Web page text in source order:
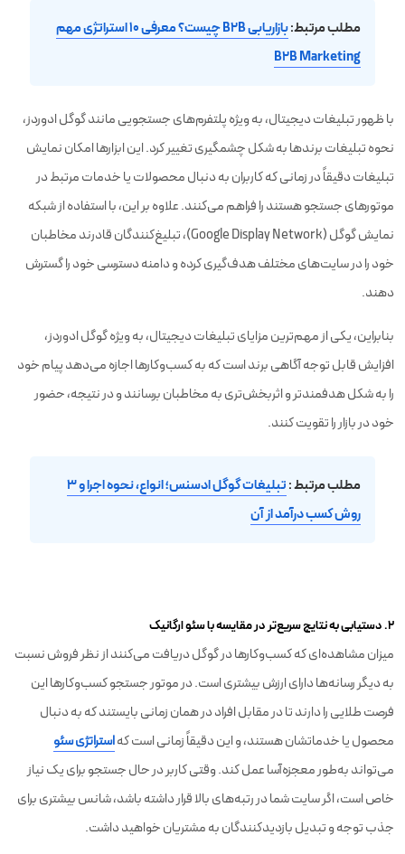
مطلب مرتبط:
بازاریابی B2B چیست؟ معرفی ۱۰ استراتژی مهم
B2B Marketing
با ظهور تبلیغات دیجیتال، به ویژه پلتفرم‌های جستجویی مانند گوگل ادوردز،
نحوه تبلیغات برندها به شکل چشمگیری تغییر کرد. این ابزارها امکان نمایش
تبلیغات دقیقاً در زمانی که کاربران به دنبال محصولات یا خدمات مرتبط در
موتورهای جستجو هستند را فراهم می‌کنند. علاوه بر این، با استفاده از شبکه
نمایش گوگل (Google Display Network)، تبلیغ‌کنندگان قادرند مخاطبان
خود را در سایت‌های مختلف هدف‌گیری کرده و دامنه دسترسی خود را گسترش
دهند.
بنابراین، یکی از مهم‌ترین مزایای تبلیغات دیجیتال، به ویژه گوگل ادوردز،
افزایش قابل توجه آگاهی برند است که به کسب‌وکارها اجازه می‌دهد پیام خود
را به شکل هدفمندتر و اثربخش‌تری به مخاطبان برسانند و در نتیجه، حضور
خود در بازار را تقویت کنند.
مطلب مرتبط :
تبلیغات گوگل ادسنس؛ انواع، نحوه اجرا و ۳
روش کسب درآمد از آن
۲. دستیابی به نتایج سریع‌تر در مقایسه با سئو ارگانیک
میزان مشاهده‌ای که کسب‌وکارها در گوگل دریافت می‌کنند از نظر فروش نسبت
به دیگر رسانه‌ها دارای ارزش بیشتری است. در موتور جستجو کسب‌وکارها این
فرصت طلایی را دارند تا در مقابل افراد در همان زمانی بایستند که به دنبال
محصول یا خدماتشان هستند، و این دقیقاً زمانی است کهاستراتژی سئو
می‌تواند به‌طور معجزه‌آسا عمل کند. وقتی کاربر در حال جستجو برای یک نیاز
خاص است، اگر سایت شما در رتبه‌های بالا قرار داشته باشد، شانس بیشتری برای
جذب توجه و تبدیل بازدیدکنندگان به مشتریان خواهید داشت.